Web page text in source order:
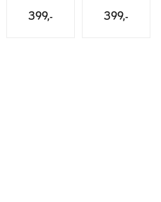
399,- 399,-